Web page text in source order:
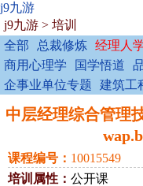
j9九游
j9九游 > 培训
全部
总裁修炼 经理人
商用心理学
国学悟道
企事业单位专题
建筑工
中层经理综合管理
课程编号： 10015549
培训属性： 公开课